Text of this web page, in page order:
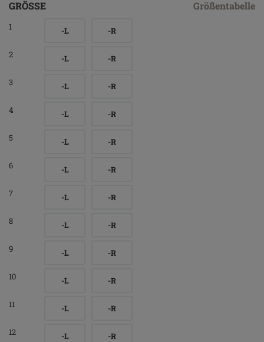
GRÖSSE Größentabelle
1 -L -R
2 -L -R
3 -L -R
4 -L -R
5 -L -R
6 -L -R
7 -L -R
8 -L -R
9 -L -R
10 -L -R
11 -L -R
12 -L -R